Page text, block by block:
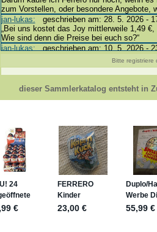
zum Vorstellen, oder besondere Angebote,
jan-lukas: geschrieben am: 28. 5. 2026 -
„Bei uns kostet das Joy mittlerweile 1,49
Wie sind denn die Preise bei euch so?“
jan-lukas:geschrieben am: 10. 5. 2026 -
Bonsaipanther:geschrieben am: 10. 5.
@ Harald
https://www.ue-ei-portal-
Dein Enkel sollte zur Strafe die nächsten
Für die Figuren VC307, 310, 318 und 326
mein Enkel hat die leider weggeworfen
jan-lukas:
geschrieben am: 29. 4. 2026 -
https://www.ferrero-
sammelspass.de/einladung/
jan-lukas:
geschrieben am: 28. 4. 2026 -
stimmt, jetzt fällt es mir auch ein
*Bussi*
Bonsaipanther:
So habe ich das in Erinnerung ... oder?
Bitte registriere
dieser Sammlerkatalog entsteht in